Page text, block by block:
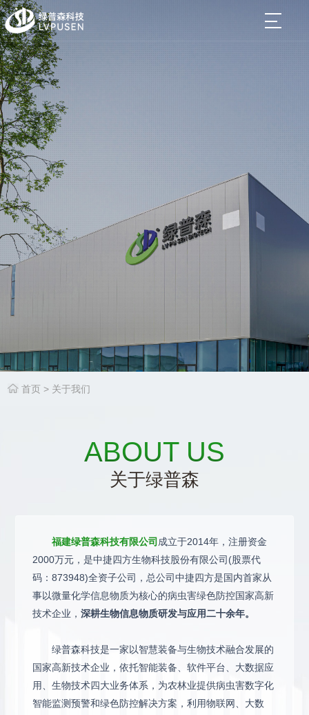
首页 > 关于我们
ABOUT US
关于绿普森
福建绿普森科技有限公司 成立于2014年，注册资金
2000万元，是中捷四方生物科技股份有限公司(股票代
码：873948)全资子公司，总公司中捷四方是国内首家从
事以微量化学信息物质为核心的病虫害绿色防控国家高新
技术企业，深耕生物信息物质研发与应用二十余年。
绿普森科技是一家以智慧装备与生物技术融合发展的
国家高新技术企业，依托智能装备、软件平台、大数据应
用、生物技术四大业务体系，为农林业提供病虫害数字化
智能监测预警和绿色防控解决方案，利用物联网、大数